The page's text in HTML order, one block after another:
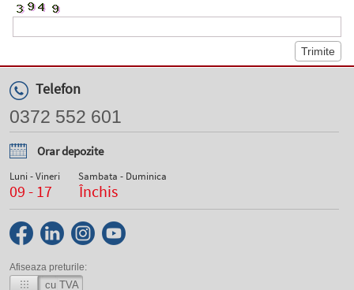
Telefon
0372 552 601
Orar depozite
Luni - Vineri
09 - 17
Sambata - Duminica
Închis
Afiseaza preturile:
cu TVA